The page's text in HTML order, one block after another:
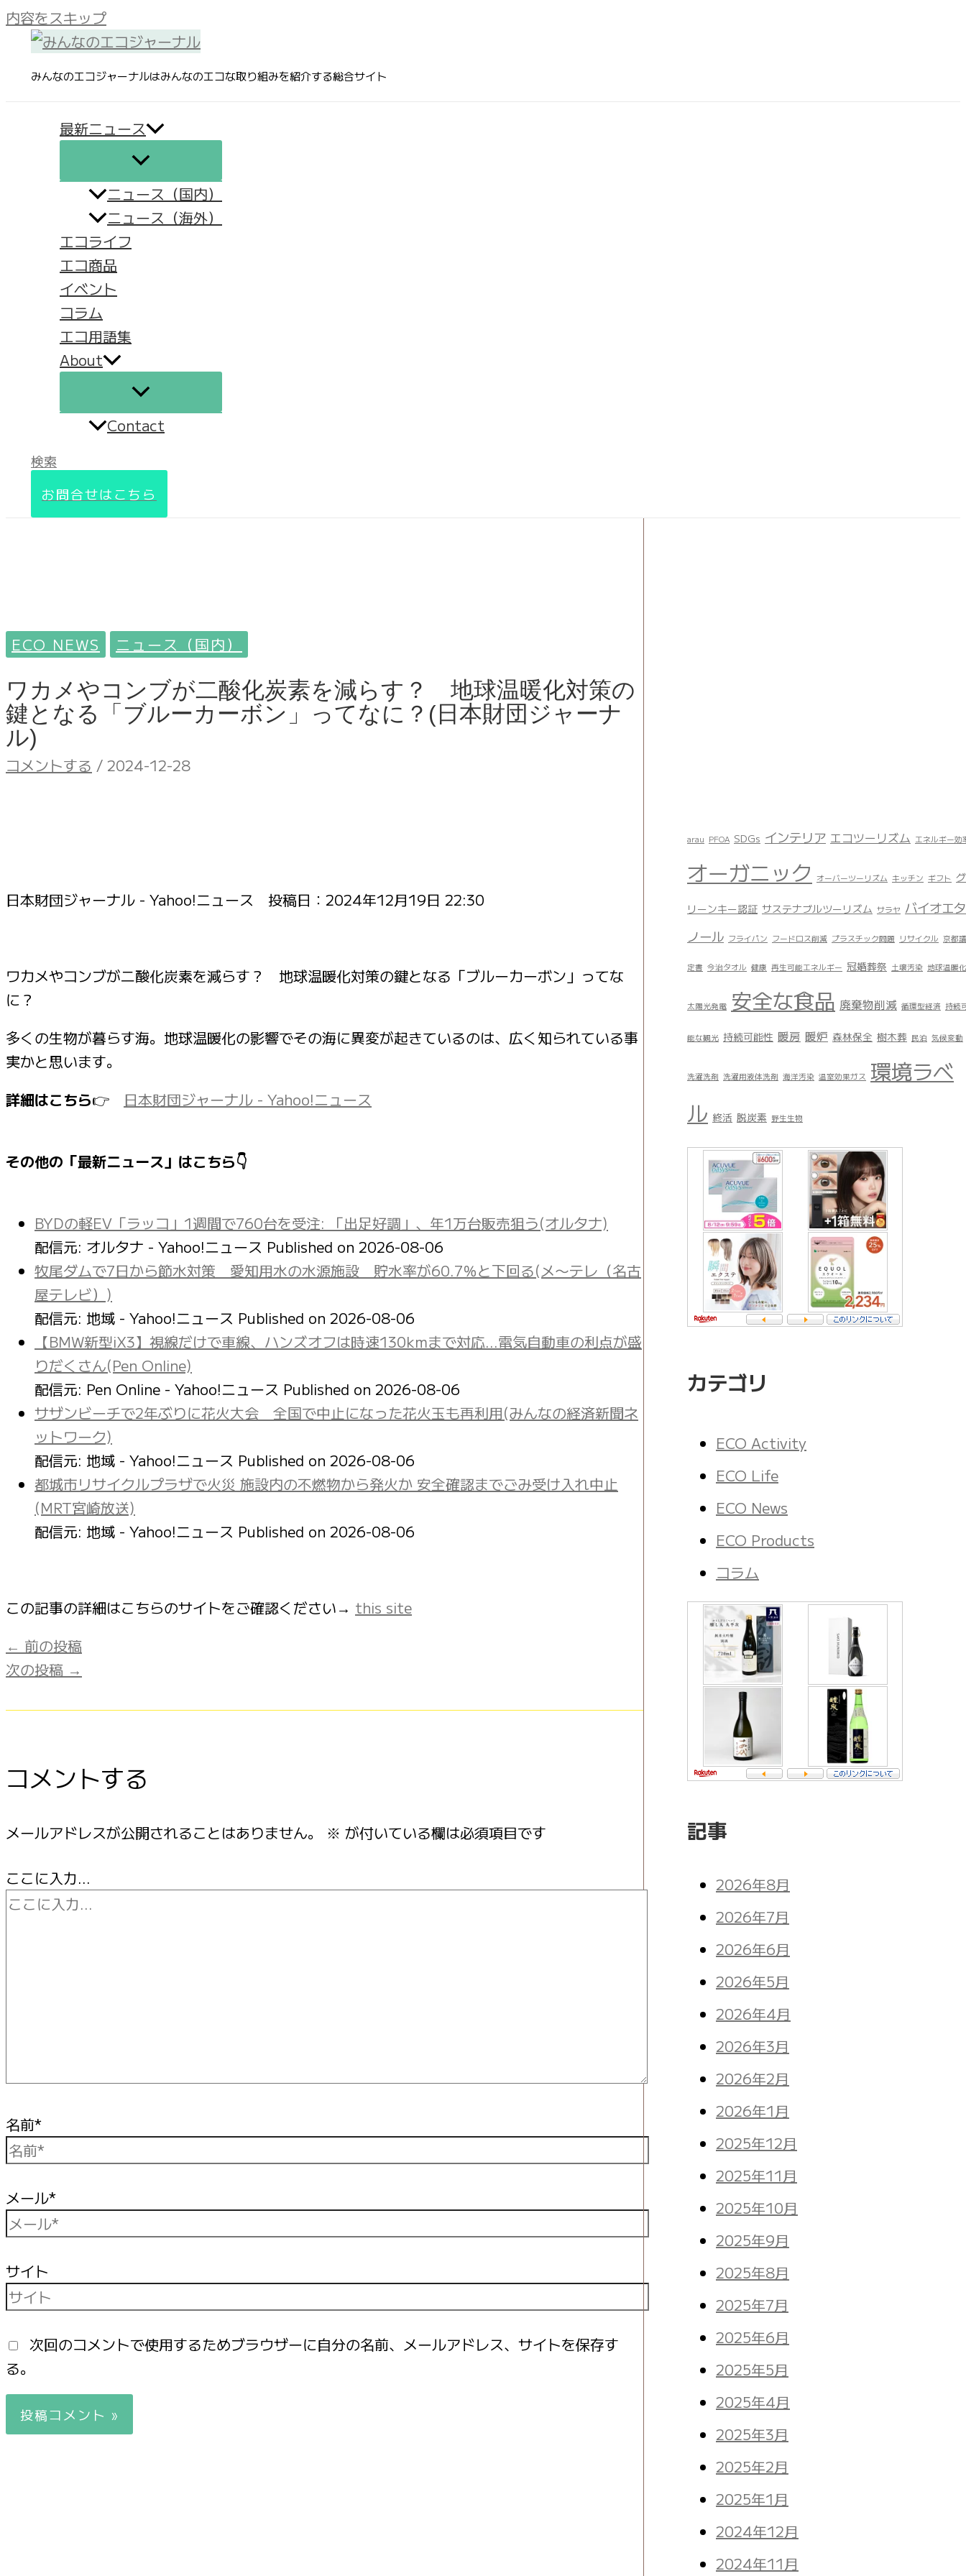
内容をスキップ
みんなのエコジャーナルはみんなのエコな取り組みを紹介する総合サイト
最新ニュース
ニュース（国内）
ニュース（海外）
エコライフ
エコ商品
イベント
コラム
エコ用語集
About
Contact
検索
お問合せはこちら
ECO NEWS ニュース（国内）
ワカメやコンブが二酸化炭素を減らす？ 地球温暖化対策の
鍵となる「ブルーカーボン」ってなに？(日本財団ジャーナ
ル)
コメントする / 2024-12-28
日本財団ジャーナル - Yahoo!ニュース 投稿日： 2024年12月19日 22:30
ワカメやコンブが二酸化炭素を減らす？ 地球温暖化対策の鍵となる「ブルーカーボン」ってな
に？
多くの生物が暮らす海。地球温暖化の影響でその海に異変が起きているのは、広く知られている事
実かと思います。
詳細はこちら👉 日本財団ジャーナル - Yahoo!ニュース
その他の「最新ニュース」はこちら👇
BYDの軽EV「ラッコ」1週間で760台を受注: 「出足好調」、年1万台販売狙う(オルタナ)
配信元: オルタナ - Yahoo!ニュース Published on 2026-08-06
牧尾ダムで7日から節水対策 愛知用水の水源施設 貯水率が60.7％と下回る(メ〜テレ（名古
屋テレビ）)
配信元: 地域 - Yahoo!ニュース Published on 2026-08-06
【BMW新型iX3】視線だけで車線、ハンズオフは時速130kmまで対応…電気自動車の利点が盛
りだくさん(Pen Online)
配信元: Pen Online - Yahoo!ニュース Published on 2026-08-06
サザンビーチで2年ぶりに花火大会 全国で中止になった花火玉も再利用(みんなの経済新聞ネ
ットワーク)
配信元: 地域 - Yahoo!ニュース Published on 2026-08-06
都城市リサイクルプラザで火災 施設内の不燃物から発火か 安全確認までごみ受け入れ中止
(MRT宮崎放送)
配信元: 地域 - Yahoo!ニュース Published on 2026-08-06
この記事の詳細はこちらのサイトをご確認ください→ this site
← 前の投稿
次の投稿 →
コメントする
メールアドレスが公開されることはありません。 ※ が付いている欄は必須項目です
ここに入力…
名前*
メール*
サイト
次回のコメントで使用するためブラウザーに自分の名前、メールアドレス、サイトを保存す
る。
arau PFOA SDGs インテリア エコツーリズム エネルギー効
オーガニック オーバーツーリズム キッチン ギフト グ
リーンキー認証 サステナブルツーリズム サラヤ バイオエタ
ノール フライパン フードロス削減 プラスチック問題 リサイクル 京都議
定書 今治タオル 健康 再生可能エネルギー 冠婚葬祭 土壌汚染 地球温暖化
太陽光発電 安全な食品 廃棄物削減 循環型経済 持続
能な観光 持続可能性 暖房 暖炉 森林保全 樹木葬 民泊 気候変動
洗濯洗剤 洗濯用液体洗剤 海洋汚染 温室効果ガス 環境ラベ
ル 終活 脱炭素 野生生物
カテゴリ
ECO Activity
ECO Life
ECO News
ECO Products
コラム
記事
2026年8月
2026年7月
2026年6月
2026年5月
2026年4月
2026年3月
2026年2月
2026年1月
2025年12月
2025年11月
2025年10月
2025年9月
2025年8月
2025年7月
2025年6月
2025年5月
2025年4月
2025年3月
2025年2月
2025年1月
2024年12月
2024年11月